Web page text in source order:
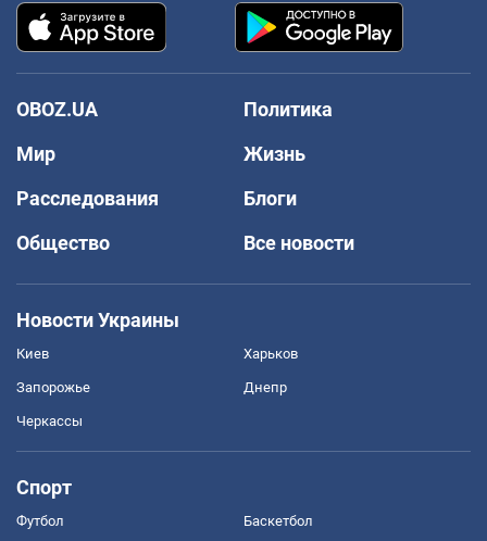
OBOZ.UA
Политика
Мир
Жизнь
Расследования
Блоги
Общество
Все новости
Новости Украины
Киев Харьков
Запорожье Днепр
Черкассы
Спорт
Футбол Баскетбол